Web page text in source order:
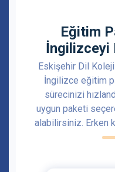
Eğitim
İngilizceyi
Eskişehir Dil
İngilizce eğitim
sürecinizi
uygun paketi
alabilirsiniz. Erken